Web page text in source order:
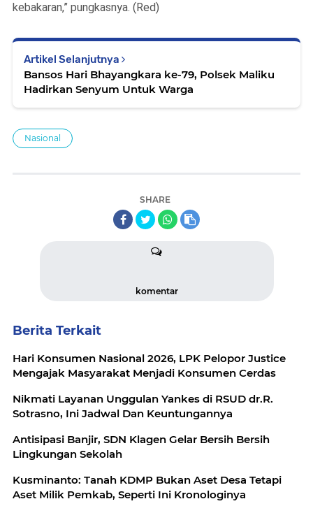
kebakaran,” pungkasnya. (Red)
Artikel Selanjutnya
Bansos Hari Bhayangkara ke-79, Polsek Maliku
Hadirkan Senyum Untuk Warga
Nasional
SHARE
komentar
Berita Terkait
Hari Konsumen Nasional 2026, LPK Pelopor Justice
Mengajak Masyarakat Menjadi Konsumen Cerdas
Nikmati Layanan Unggulan Yankes di RSUD dr.R.
Sotrasno, Ini Jadwal Dan Keuntungannya
Antisipasi Banjir, SDN Klagen Gelar Bersih Bersih
Lingkungan Sekolah
Kusminanto: Tanah KDMP Bukan Aset Desa Tetapi
Aset Milik Pemkab, Seperti Ini Kronologinya